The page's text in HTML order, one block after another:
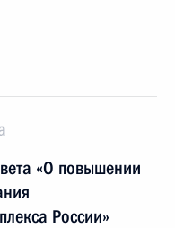
«О повышении
России»